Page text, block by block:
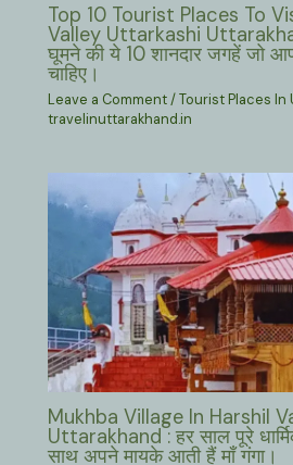
Top 10 Tourist Places To
Valley Uttarkashi
घूमने की ये 10 शानदार जगहें जो
चाहिए।
Leave a Comment/Tourist Places In
travelinuttarakhand.in
Mukhba Village In Harshil
Uttarakhand : हर साल पूरे
साथ अपने मायके आती हैं माँ गंगा।